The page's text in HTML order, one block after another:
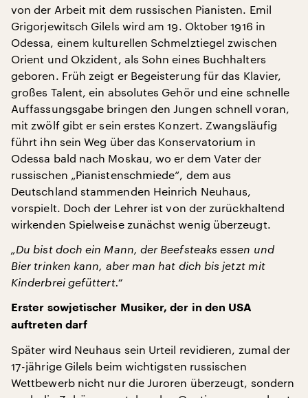
von der Arbeit mit dem russischen Pianisten. Emil
Grigorjewitsch Gilels wird am 19. Oktober 1916 in
Odessa, einem kulturellen Schmelztiegel zwischen
Orient und Okzident, als Sohn eines Buchhalters
geboren. Früh zeigt er Begeisterung für das Klavier,
großes Talent, ein absolutes Gehör und eine schnelle
Auffassungsgabe bringen den Jungen schnell voran,
mit zwölf gibt er sein erstes Konzert. Zwangsläufig
führt ihn sein Weg über das Konservatorium in
Odessa bald nach Moskau, wo er dem Vater der
russischen „Pianistenschmiede“, dem aus
Deutschland stammenden Heinrich Neuhaus,
vorspielt. Doch der Lehrer ist von der zurückhaltend
wirkenden Spielweise zunächst wenig überzeugt.
„Du bist doch ein Mann, der Beefsteaks essen und
Bier trinken kann, aber man hat dich bis jetzt mit
Kinderbrei gefüttert.“
Erster sowjetischer Musiker, der in den USA
auftreten darf
Später wird Neuhaus sein Urteil revidieren, zumal der
17-jährige Gilels beim wichtigsten russischen
Wettbewerb nicht nur die Juroren überzeugt, sondern